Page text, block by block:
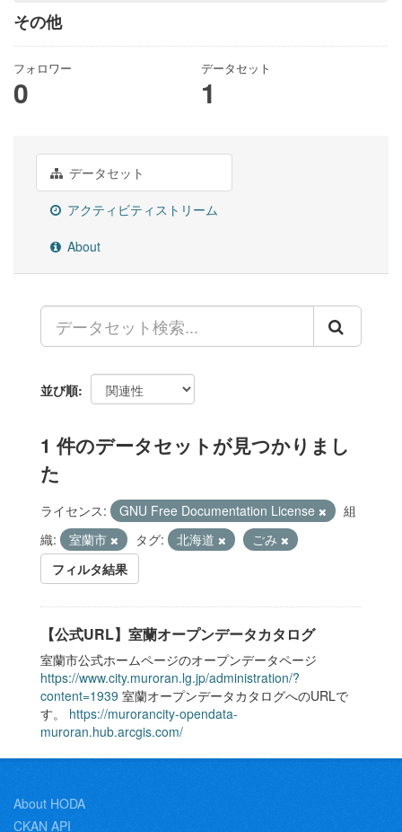
その他
フォロワー
0
データセット
1
データセット
アクティビティストリーム
About
並び順
1 件のデータセットが見つかりまし
た
ライセンス: GNU Free Documentation License
組
織:
室蘭市 タグ: 北海道
ごみ
フィルタ結果
【公式URL】室蘭オープンデータカタログ
室蘭市公式ホームページのオープンデータページ
https://www.city.muroran.lg.jp/administration/?
content=1939 室蘭オープンデータカタログへのURLで
す。 https://murorancity-opendata-
muroran.hub.arcgis.com/
About HODA
CKAN API